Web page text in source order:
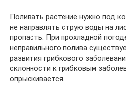
Поливать растение нужно под
не направлять струю воды на
пропасть. При прохладной
неправильного полива
развития грибкового
склонности к грибковым
опрыскивается.